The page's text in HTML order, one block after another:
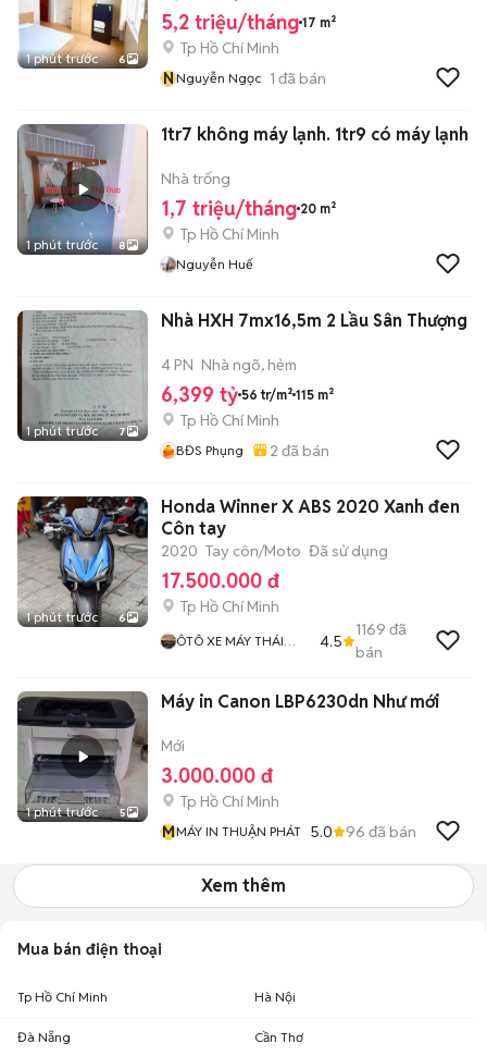
1 phút trước 6
5,2 triệu/tháng 17 m²
Tp Hồ Chí Minh
NNguyễn Ngọc 1 đã bán
1 phút trước 8
1tr7 không máy lạnh. 1tr9 có máy lạnh
Nhà trống
1,7 triệu/tháng 20 m²
Tp Hồ Chí Minh
Nguyễn Huế
1 phút trước 7
Nhà HXH 7mx16,5m 2 Lầu Sân Thượng
4 PN Nhà ngõ, hẻm
6,399 tỷ 56 tr/m² 115 m²
Tp Hồ Chí Minh
BĐS Phụng 2 đã bán
1 phút trước 6
Honda Winner X ABS 2020 Xanh đen
Côn tay
2020 Tay côn/Moto Đã sử dụng
17.500.000 đ
Tp Hồ Chí Minh
ÔTÔ XE MÁY THÁI
4.5
1169 đã
bán
1 phút trước 5
Máy in Canon LBP6230dn Như mới
Mới
3.000.000 đ
Tp Hồ Chí Minh
MMÁY IN THUẬN PHÁT 5.0 96 đã bán
Xem thêm
Mua bán điện thoại
Tp Hồ Chí Minh Hà Nội
Đà Nẵng Cần Thơ